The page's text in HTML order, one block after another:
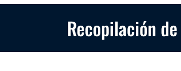
Recopilación